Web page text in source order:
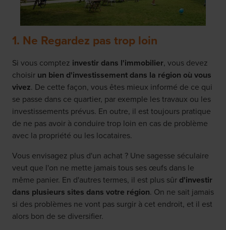
1. Ne Regardez pas trop loin
Si vous comptez investir dans l'immobilier, vous devez
choisir un bien d'investissement dans la région où vous
vivez. De cette façon, vous êtes mieux informé de ce qui
se passe dans ce quartier, par exemple les travaux ou les
investissements prévus. En outre, il est toujours pratique
de ne pas avoir à conduire trop loin en cas de problème
avec la propriété ou les locataires.
Vous envisagez plus d'un achat ? Une sagesse séculaire
veut que l'on ne mette jamais tous ses œufs dans le
même panier. En d'autres termes, il est plus sûr d'investir
dans plusieurs sites dans votre région. On ne sait jamais
si des problèmes ne vont pas surgir à cet endroit, et il est
alors bon de se diversifier.